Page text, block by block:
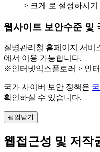
> 크게 로 설정하시
웹사이트 보안수준 및
질병관리청 홈페이지 서비
에서 이용 가능합니다.
※인터넷익스플로러 > 인
국가 사이버 보안 정책은
확인하실 수 있습니다.
팝업닫기
웹접근성 및 저작